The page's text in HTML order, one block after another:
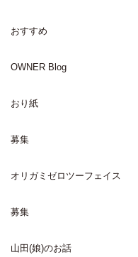
おすすめ
OWNER Blog
おり紙
募集
オリガミゼロツーフェイス
募集
山田(娘)のお話